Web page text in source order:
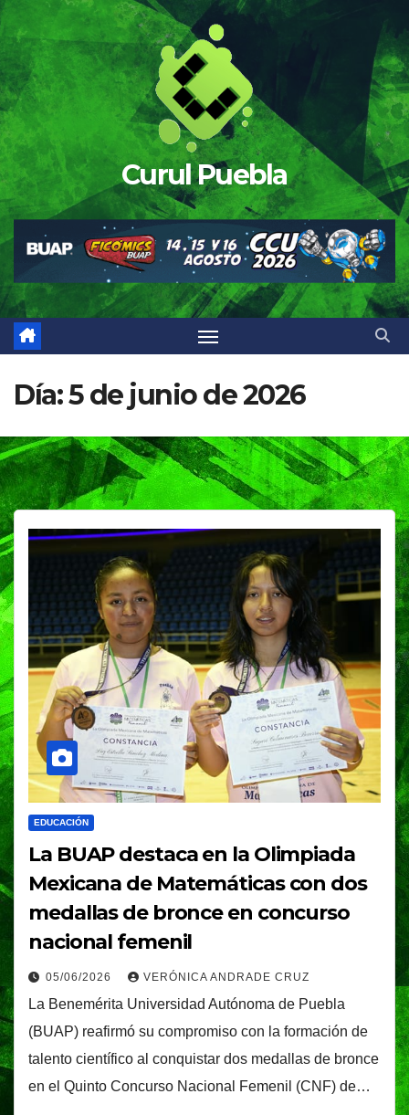
Saltar
al
contenido
Curul Puebla
Día:5 de junio de 2026
EDUCACIÓN
La BUAP destaca en la Olimpiada
Mexicana de Matemáticas con dos
medallas de bronce en concurso
nacional femenil
05/06/2026 VERÓNICA ANDRADE CRUZ
La Benemérita Universidad Autónoma de Puebla
(BUAP) reafirmó su compromiso con la formación de
talento científico al conquistar dos medallas de bronce
en el Quinto Concurso Nacional Femenil (CNF) de…